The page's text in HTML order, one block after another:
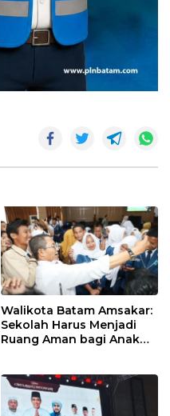
Walikota Batam Amsakar:
Sekolah Harus Menjadi
Ruang Aman bagi Anak